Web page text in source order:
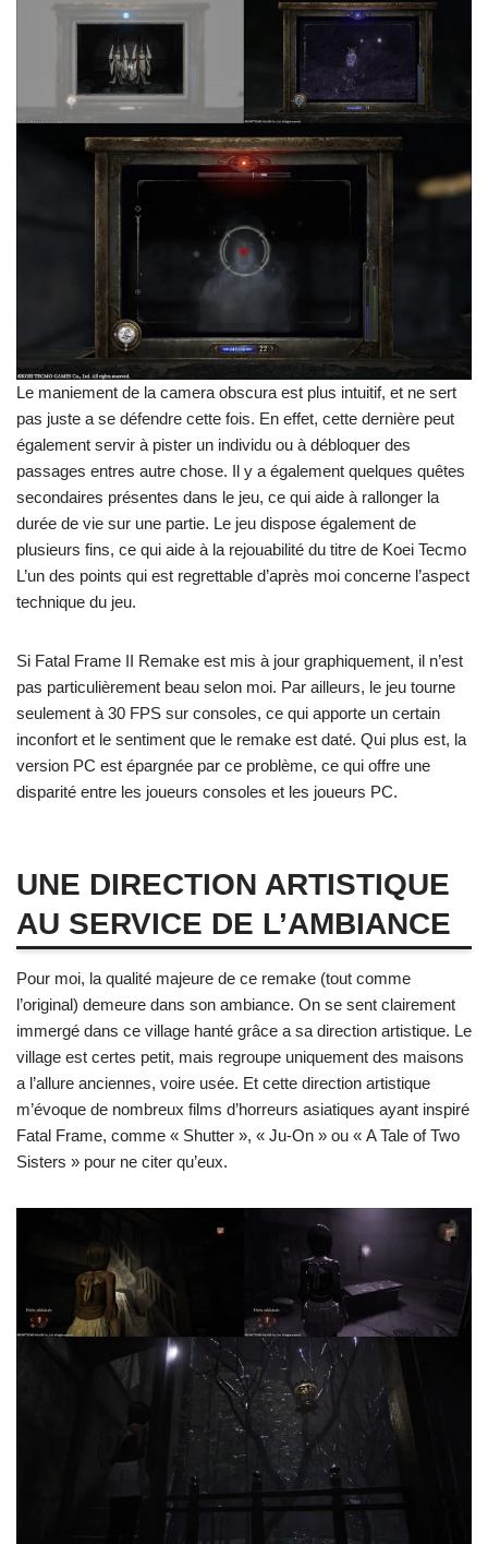
Le maniement de la camera obscura est plus intuitif, et ne sert
pas juste a se défendre cette fois. En effet, cette dernière peut
également servir à pister un individu ou à débloquer des
passages entres autre chose. Il y a également quelques quêtes
secondaires présentes dans le jeu, ce qui aide à rallonger la
durée de vie sur une partie. Le jeu dispose également de
plusieurs fins, ce qui aide à la rejouabilité du titre de Koei Tecmo
L’un des points qui est regrettable d’après moi concerne l’aspect
technique du jeu.
Si Fatal Frame II Remake est mis à jour graphiquement, il n’est
pas particulièrement beau selon moi. Par ailleurs, le jeu tourne
seulement à 30 FPS sur consoles, ce qui apporte un certain
inconfort et le sentiment que le remake est daté. Qui plus est, la
version PC est épargnée par ce problème, ce qui offre une
disparité entre les joueurs consoles et les joueurs PC.
UNE DIRECTION ARTISTIQUE
AU SERVICE DE L’AMBIANCE
Pour moi, la qualité majeure de ce remake (tout comme
l’original) demeure dans son ambiance. On se sent clairement
immergé dans ce village hanté grâce a sa direction artistique. Le
village est certes petit, mais regroupe uniquement des maisons
a l’allure anciennes, voire usée. Et cette direction artistique
m’évoque de nombreux films d’horreurs asiatiques ayant inspiré
Fatal Frame, comme « Shutter », « Ju-On » ou « A Tale of Two
Sisters » pour ne citer qu’eux.